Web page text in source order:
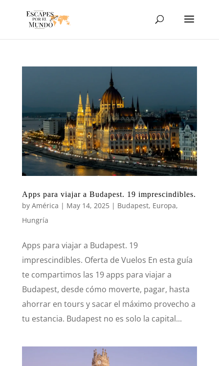
Apps para viajar a Budapest. 19 imprescindibles.
by América | May 14, 2025| Budapest, Europa,
Hungría
Apps para viajar a Budapest. 19
imprescindibles. Oferta de Vuelos En esta guía
te compartimos las 19 apps para viajar a
Budapest, desde cómo moverte, pagar, hasta
ahorrar en tours y sacar el máximo provecho a
tu estancia. Budapest no es solo la capital...